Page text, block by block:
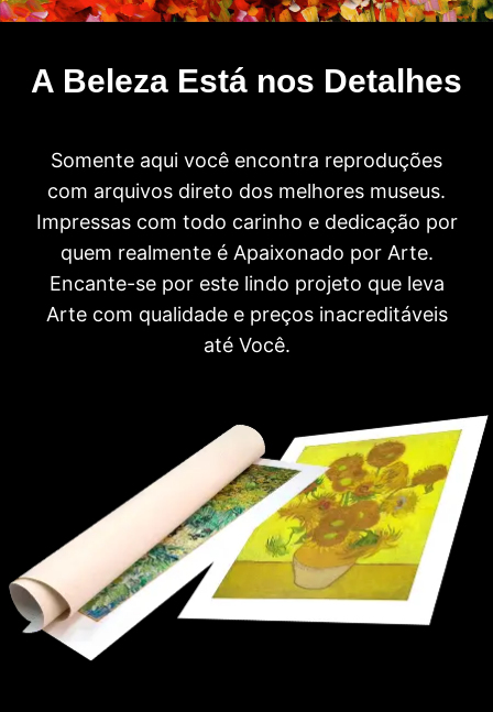
A Beleza Está nos Detalhes
Somente aqui você encontra reproduções
com arquivos direto dos melhores museus.
Impressas com todo carinho e dedicação por
quem realmente é Apaixonado por Arte.
Encante-se por este lindo projeto que leva
Arte com qualidade e preços inacreditáveis
até Você.